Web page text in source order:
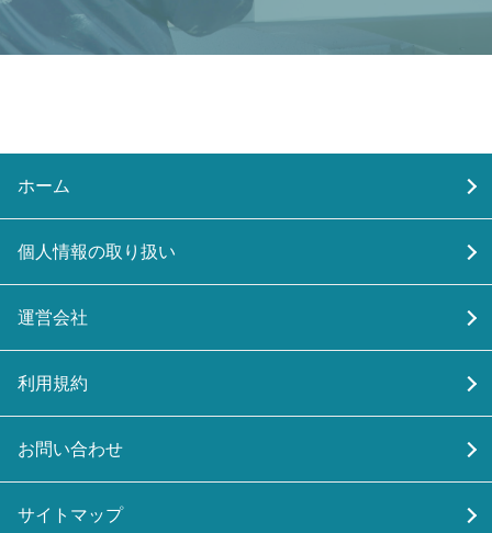
ホーム
個人情報の取り扱い
運営会社
利用規約
お問い合わせ
サイトマップ